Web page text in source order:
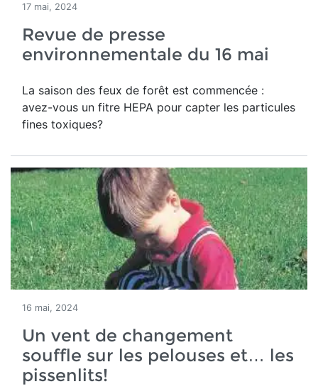
17 mai, 2024
Revue de presse
environnementale du 16 mai
La saison des feux de forêt est commencée :
avez-vous un fitre HEPA pour capter les particules
fines toxiques?
16 mai, 2024
Un vent de changement
souffle sur les pelouses et… les
pissenlits!